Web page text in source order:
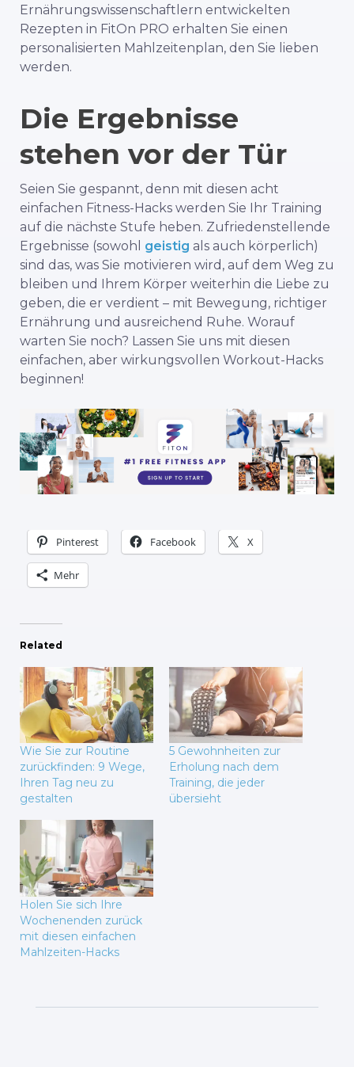
Ernährungswissenschaftlern entwickelten
Rezepten in FitOn PRO erhalten Sie einen
personalisierten Mahlzeitenplan, den Sie lieben
werden.
Die Ergebnisse
stehen vor der Tür
Seien Sie gespannt, denn mit diesen acht
einfachen Fitness-Hacks werden Sie Ihr Training
auf die nächste Stufe heben. Zufriedenstellende
Ergebnisse (sowohl geistig als auch körperlich)
sind das, was Sie motivieren wird, auf dem Weg zu
bleiben und Ihrem Körper weiterhin die Liebe zu
geben, die er verdient – mit Bewegung, richtiger
Ernährung und ausreichend Ruhe. Worauf
warten Sie noch? Lassen Sie uns mit diesen
einfachen, aber wirkungsvollen Workout-Hacks
beginnen!
Pinterest Facebook X
Mehr
Related
Wie Sie zur Routine
zurückfinden: 9 Wege,
Ihren Tag neu zu
gestalten
5 Gewohnheiten zur
Erholung nach dem
Training, die jeder
übersieht
Holen Sie sich Ihre
Wochenenden zurück
mit diesen einfachen
Mahlzeiten-Hacks